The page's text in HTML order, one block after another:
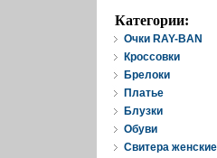
Категории:
Очки RAY-BAN
Кроссовки
Брелоки
Платье
Блузки
Обуви
Свитера женские